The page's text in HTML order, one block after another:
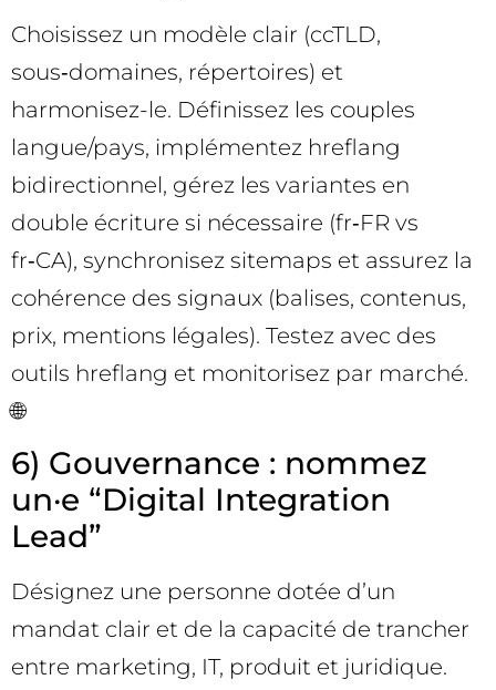
Choisissez un modèle clair (ccTLD,
sous‑domaines, répertoires) et
harmonisez-le. Définissez les couples
langue/pays, implémentez hreflang
bidirectionnel, gérez les variantes en
double écriture si nécessaire (fr‑FR vs
fr‑CA), synchronisez sitemaps et assurez la
cohérence des signaux (balises, contenus,
prix, mentions légales). Testez avec des
outils hreflang et monitorisez par marché.
🌐
6) Gouvernance : nommez
un·e “Digital Integration
Lead”
Désignez une personne dotée d’un
mandat clair et de la capacité de trancher
entre marketing, IT, produit et juridique.